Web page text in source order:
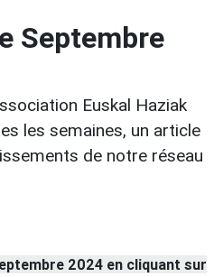
Septembre
Euskal Haziak
les semaines, un article
de notre réseau
2024 en cliquant sur